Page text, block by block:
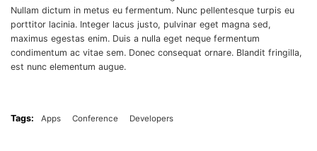
Nullam dictum in metus eu fermentum. Nunc pellentesque turpis eu
porttitor lacinia. Integer lacus justo, pulvinar eget magna sed,
maximus egestas enim. Duis a nulla eget neque fermentum
condimentum ac vitae sem. Donec consequat ornare. Blandit fringilla,
est nunc elementum augue.
Tags: Apps Conference Developers